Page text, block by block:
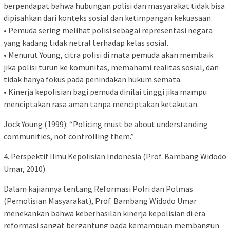
berpendapat bahwa hubungan polisi dan masyarakat tidak bisa
dipisahkan dari konteks sosial dan ketimpangan kekuasaan.
• Pemuda sering melihat polisi sebagai representasi negara
yang kadang tidak netral terhadap kelas sosial.
• Menurut Young, citra polisi di mata pemuda akan membaik
jika polisi turun ke komunitas, memahami realitas sosial, dan
tidak hanya fokus pada penindakan hukum semata.
• Kinerja kepolisian bagi pemuda dinilai tinggi jika mampu
menciptakan rasa aman tanpa menciptakan ketakutan.
Jock Young (1999): “Policing must be about understanding
communities, not controlling them.”
4. Perspektif Ilmu Kepolisian Indonesia (Prof. Bambang Widodo
Umar, 2010)
Dalam kajiannya tentang Reformasi Polri dan Polmas
(Pemolisian Masyarakat), Prof. Bambang Widodo Umar
menekankan bahwa keberhasilan kinerja kepolisian di era
reformasi sangat bergantung pada kemampuan membangun